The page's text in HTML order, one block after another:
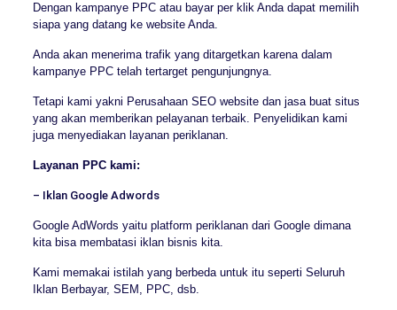
Dengan kampanye PPC atau bayar per klik Anda dapat memilih
siapa yang datang ke website Anda.
Anda akan menerima trafik yang ditargetkan karena dalam
kampanye PPC telah tertarget pengunjungnya.
Tetapi kami yakni Perusahaan SEO website dan jasa buat situs
yang akan memberikan pelayanan terbaik. Penyelidikan kami
juga menyediakan layanan periklanan.
Layanan PPC kami:
– Iklan Google Adwords
Google AdWords yaitu platform periklanan dari Google dimana
kita bisa membatasi iklan bisnis kita.
Kami memakai istilah yang berbeda untuk itu seperti Seluruh
Iklan Berbayar, SEM, PPC, dsb.